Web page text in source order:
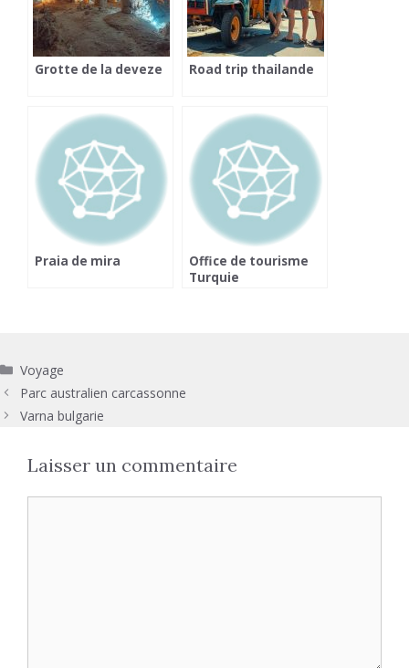
Grotte de la deveze Road trip thailande
Praia de mira
Office de tourisme
Turquie
Catégories
Voyage
Parc australien carcassonne
Varna bulgarie
Laisser un commentaire